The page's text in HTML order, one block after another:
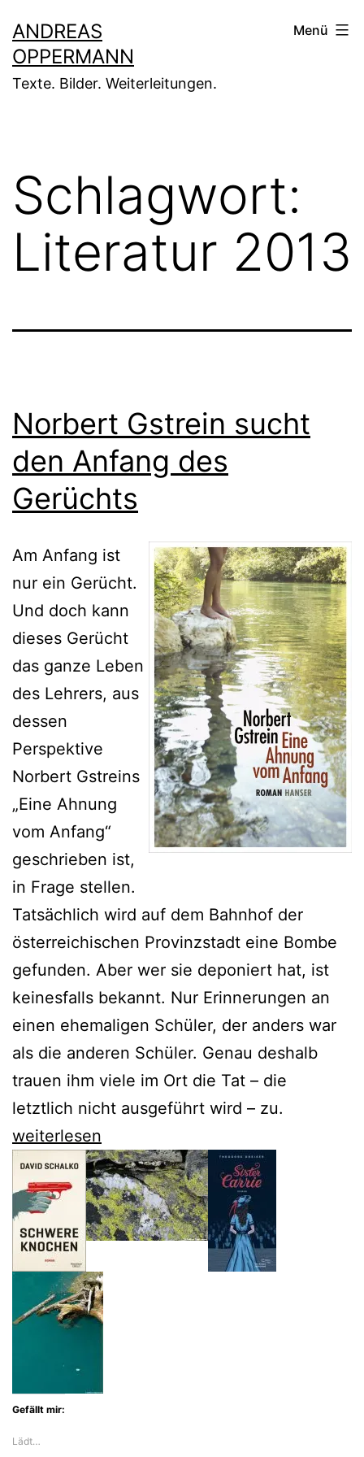
Inhalt
springen
ANDREAS
OPPERMANN
Texte. Bilder. Weiterleitungen.
Menü
Schlagwort:
Literatur 2013
Norbert Gstrein sucht
den Anfang des
Gerüchts
Am Anfang ist
nur ein Gerücht.
Und doch kann
dieses Gerücht
das ganze Leben
des Lehrers, aus
dessen
Perspektive
Norbert Gstreins
„Eine Ahnung
vom Anfang“
geschrieben ist,
in Frage stellen.
Tatsächlich wird auf dem Bahnhof der
österreichischen Provinzstadt eine Bombe
gefunden. Aber wer sie deponiert hat, ist
keinesfalls bekannt. Nur Erinnerungen an
einen ehemaligen Schüler, der anders war
als die anderen Schüler. Genau deshalb
trauen ihm viele im Ort die Tat – die
letztlich nicht ausgeführt wird – zu.
Norbert
Gstrein
sucht
den
Anfang
des
Gerüchts
weiterlesen
Gefällt mir:
Lädt…